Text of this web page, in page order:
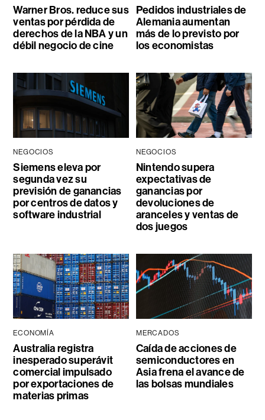
Warner Bros. reduce sus
ventas por pérdida de
derechos de la NBA y un
débil negocio de cine
Pedidos industriales de
Alemania aumentan
más de lo previsto por
los economistas
NEGOCIOS
Siemens eleva por
segunda vez su
previsión de ganancias
por centros de datos y
software industrial
NEGOCIOS
Nintendo supera
expectativas de
ganancias por
devoluciones de
aranceles y ventas de
dos juegos
ECONOMÍA
Australia registra
inesperado superávit
comercial impulsado
por exportaciones de
materias primas
MERCADOS
Caída de acciones de
semiconductores en
Asia frena el avance de
las bolsas mundiales